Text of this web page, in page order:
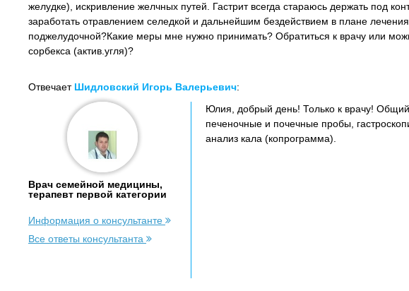
желудке), искривление желчных путей. Гастрит всегда стараюсь держать под
заработать отравлением селедкой и дальнейшим бездействием в плане
поджелудочной?Какие меры мне нужно принимать? Обратиться к врачу или
сорбекса (актив.угля)?
Отвечает Шидловский Игорь Валерьевич:
Врач семейной медицины,
терапевт первой категории
Информация о консультанте
Все ответы консультанта
Юлия, добрый день! Только к врачу!
печеночные и почечные пробы,
анализ кала (копрограмма).